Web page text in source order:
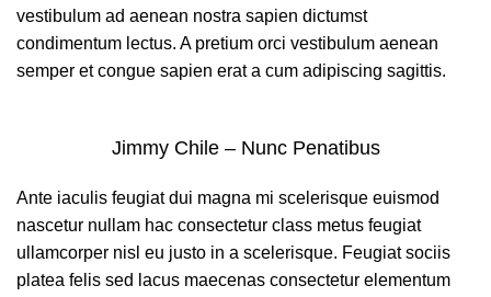
vestibulum ad aenean nostra sapien dictumst
condimentum lectus. A pretium orci vestibulum aenean
semper et congue sapien erat a cum adipiscing sagittis.
Jimmy Chile – Nunc Penatibus
Ante iaculis feugiat dui magna mi scelerisque euismod
nascetur nullam hac consectetur class metus feugiat
ullamcorper nisl eu justo in a scelerisque. Feugiat sociis
platea felis sed lacus maecenas consectetur elementum